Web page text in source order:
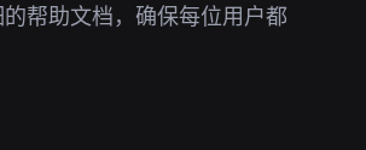
帮助文档，确保每位用户都